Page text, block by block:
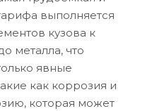
выполняется
кузова к
металла, что
явные
как коррозия и
которая может